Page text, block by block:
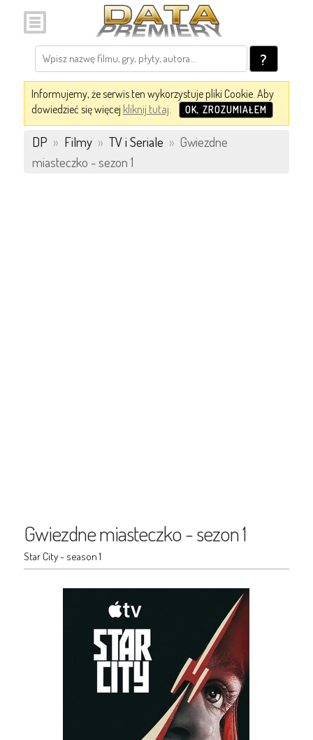
?
Informujemy, że serwis ten wykorzystuje pliki Cookie. Aby
dowiedzieć się więcej kliknij tutaj. OK, ZROZUMIAŁEM
DP » Filmy » TV i Seriale » Gwiezdne
miasteczko - sezon 1
Gwiezdne miasteczko - sezon 1
Star City - season 1